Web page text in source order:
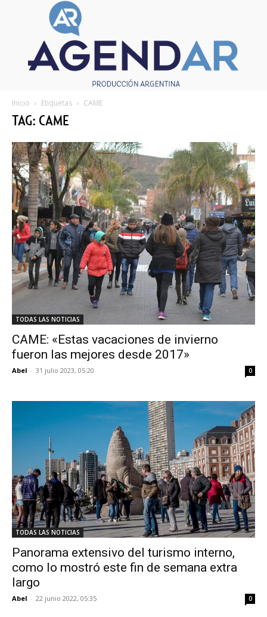
Inicio Etiquetas CAME
TAG: CAME
TODAS LAS NOTICIAS
CAME: «Estas vacaciones de invierno
fueron las mejores desde 2017»
Abel - 31 julio 2023, 05:20 0
TODAS LAS NOTICIAS
Panorama extensivo del turismo interno,
como lo mostró este fin de semana extra
largo
Abel - 22 junio 2022, 05:35 0